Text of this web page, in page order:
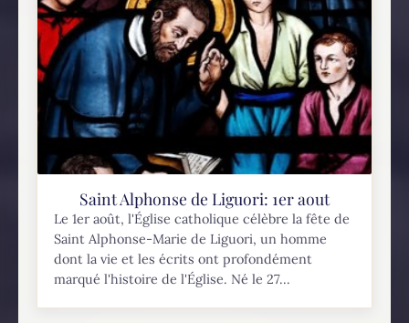
Saint Alphonse de Liguori: 1er aout
Le 1er août, l'Église catholique célèbre la fête de
Saint Alphonse-Marie de Liguori, un homme
dont la vie et les écrits ont profondément
marqué l'histoire de l'Église. Né le 27...